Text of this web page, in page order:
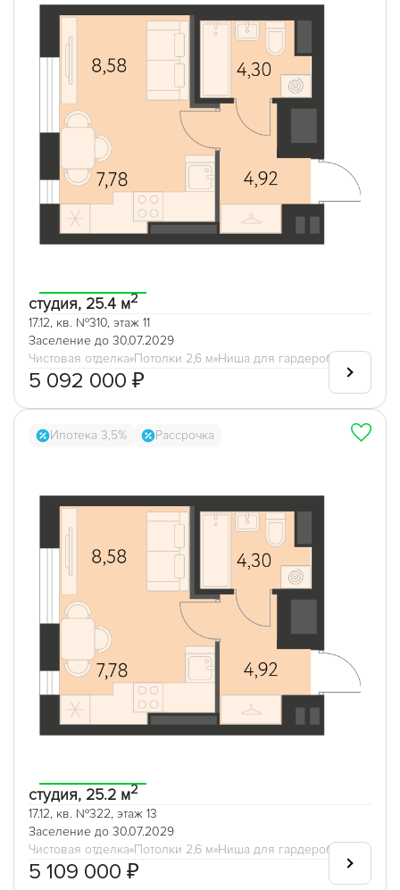
студия, 25.4 м2
17.12, кв. №310, этаж 11
Заселение до 30.07.2029
Чистовая отделка Потолки 2,6 м Ниша для гардеробной
5 092 000 ₽
Ипотека 3,5% Рассрочка
студия, 25.2 м2
17.12, кв. №322, этаж 13
Заселение до 30.07.2029
Чистовая отделка Потолки 2,6 м Ниша для гардеробной
5 109 000 ₽